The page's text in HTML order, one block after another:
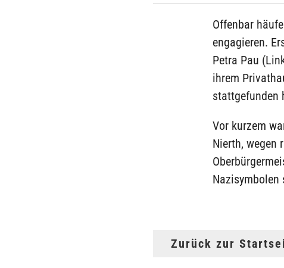
Offenbar
engagieren.
Petra Pau
ihrem
stattgefunden
Vor kurzem
Nierth, wegen
Nazisymbolen
Zurück zur